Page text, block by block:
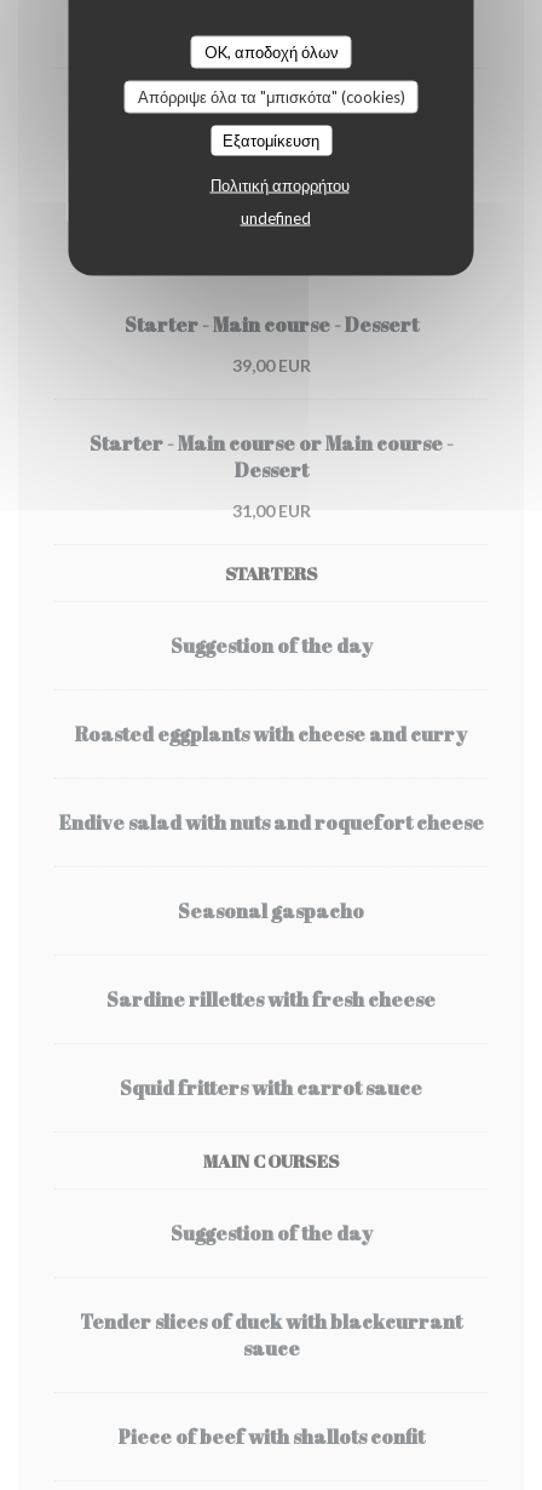
OK, αποδοχή όλων
Απόρριψε όλα τα "μπισκότα" (cookies)
Εξατομίκευση
Πολιτική απορρήτου
undefined
4,50 EUR
Cappuccino
5,00 EUR
Our menu
Starter - Main course - Dessert
39,00 EUR
Starter - Main course or Main course -
Dessert
31,00 EUR
STARTERS
Suggestion of the day
Roasted eggplants with cheese and curry
Endive salad with nuts and roquefort cheese
Seasonal gaspacho
Sardine rillettes with fresh cheese
Squid fritters with carrot sauce
MAIN COURSES
Suggestion of the day
Tender slices of duck with blackcurrant
sauce
Piece of beef with shallots confit